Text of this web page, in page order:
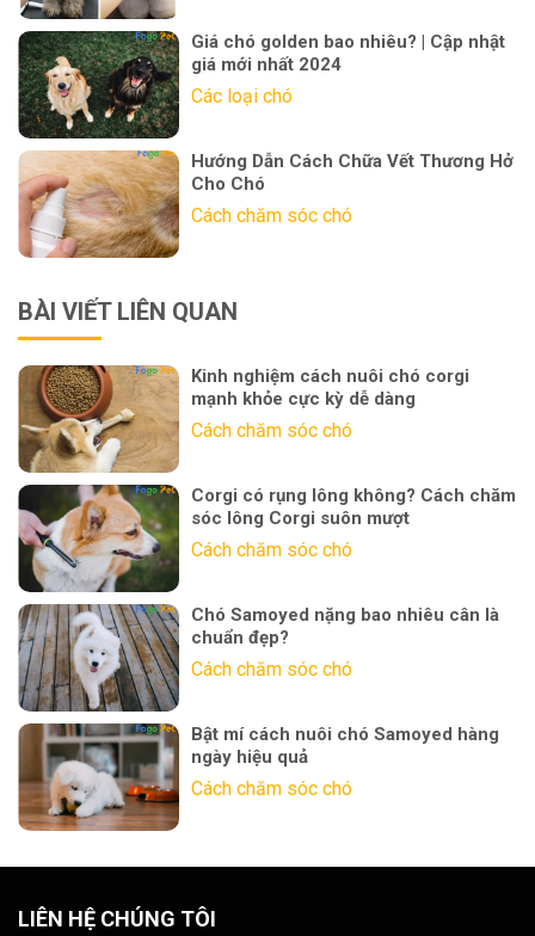
Giá chó golden bao nhiêu? | Cập nhật
giá mới nhất 2024
Các loại chó
Hướng Dẫn Cách Chữa Vết Thương Hở
Cho Chó
Cách chăm sóc chó
BÀI VIẾT LIÊN QUAN
Kinh nghiệm cách nuôi chó corgi
mạnh khỏe cực kỳ dễ dàng
Cách chăm sóc chó
Corgi có rụng lông không? Cách chăm
sóc lông Corgi suôn mượt
Cách chăm sóc chó
Chó Samoyed nặng bao nhiêu cân là
chuẩn đẹp?
Cách chăm sóc chó
Bật mí cách nuôi chó Samoyed hàng
ngày hiệu quả
Cách chăm sóc chó
LIÊN HỆ CHÚNG TÔI